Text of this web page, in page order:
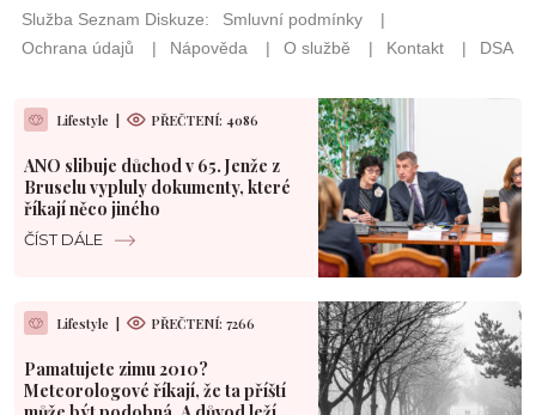
Lifestyle | PŘEČTENÍ: 4086
ANO slibuje důchod v 65. Jenže z
Bruselu vypluly dokumenty, které
říkají něco jiného
ČÍST DÁLE
Lifestyle | PŘEČTENÍ: 7266
Pamatujete zimu 2010?
Meteorologové říkají, že ta příští